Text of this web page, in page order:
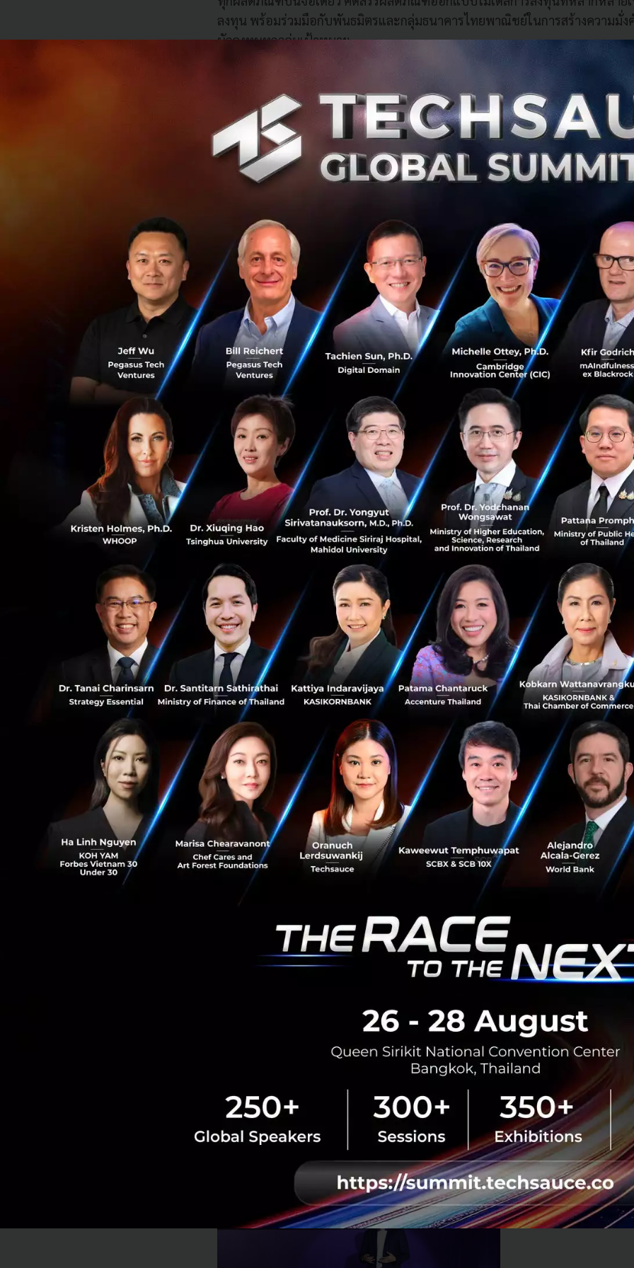
0
225
ลงทุน พร้อมร่วมมือกับพันธมิตรและกลุ่มธนาคารไทยพาณิชย์ในการสร้างความมั่
นักลงทุนทุกกลุ่มเป้าหมาย
คิดเป็น 40 % ภายในปี 2562 จากปัจจุบันที่มีผู้ลงทุนอยู่ที่ 120,000 บัญชี โดยปร
ที่ซื้อขายสม่ำเสมอ (Active)” คุณกัมพล กล่าว
คุณเฉลิมวุฒิ ชมะนันทน์ ผู้ช่วยกรรมการผู้จัดการ สายงาน Product and Platform บริษัทหลักทรัพย์ ไท
คุณเฉลิมวุฒิ ชมะนันทน์ ผู้ช่วยกรรมการผู้จัดการ สายงาน Product and
ทรัพย์ ไทยพาณิชย์ จำกัด (SCBS)
เปิดเผยถึงรายละเอียดการให้บริการบนดิจิทั
ประกาศเป็นทุกอย่างเพื่อนักลงทุน ประกอบด้วย
บริการเปิดพอร์ตลงทุน 4.0 (SCBS Investment Account)
เปิดบัญชีลงทุนโดยไม่ใช้เอกสาร สะดวก รวดเร็ว และง่ายขึ้น เปิดครั้งเดียวลงทุน
เงินได้ทั้ง หุ้นไทย หุ้นต่างประเทศ กองทุนรวม ตราสารหนี้ ฯลฯ อีกทั้งยังสามารถใ
กองทุนอัตโนมัติกับ Goal Invest ได้ทันที ด้วยช่องทางที่หลากหลายทั้งออนไลน์แ
เปิดพอร์ตลงทุนดังนี้
ผ่าน Let’s Invest แอปพลิเคชั่นใหม่ของบล.ไทยพาณิชย์ โดยใช้วิธีการยืน
เทคโนโลยี E-KYC (Electronic Know Your Customer) ซึ่งเป็นเทคโนโลยีที่
สะดวกสบาย สามารถเปิดบัญชีได้ด้วยตัวเอง โดยใช้สมุดบัญชีเงินฝากธนาคา
ผ่าน SCB Easy แอปพลิเคชั่น โดย บล.ไทยพาณิชย์ถือเป็น “โบรกเกอร์แรก
แอปธนาคารพร้อมด้วย Function ที่ทำให้การลงทุนง่ายขึ้น ด้วยการดูสถาน
ผลิตภัณฑ์ผ่านแอป SCB Easy ได้ทันที โอนเงินทันใจเข้าพอร์ตหุ้นได้สะดวก
ผ่าน iOnboarding ที่ธนาคารไทยพาณิชย์ทุกสาขา โดยใช้บัตรประชาชนเพีย
ข้อมูลส่วนตัวผ่าน iPad รอรับ SMS และ Email แจ้งผลอนุมัติ
ผ่านเว็บไซต์ www.scbs.com โดย บล.ไทยพาณิชย์ถือเป็นบริษัทสมาชิก “ก
เทคโนโลยี National Digital ID เพื่อยืนยันตัวตนในการเปิดบัญชีซื้อ-ขายห